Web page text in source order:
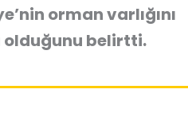
orman varlığını
olduğunu belirtti.